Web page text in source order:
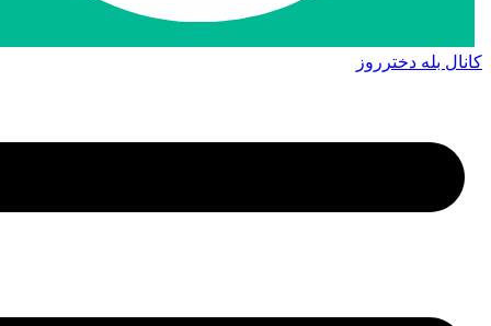
کانال بله دخترروز